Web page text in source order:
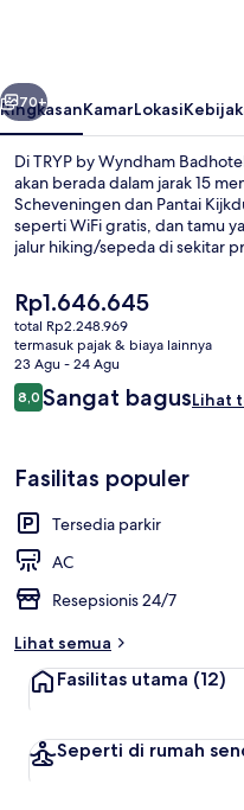
Hague
Scheveningen
Berikutnya
70+
RingkasanKamarLokasi
Di TRYP by Wyndham
akan berada dalam jarak 15
Scheveningen dan Pantai
seperti WiFi gratis, dan tamu
jalur hiking/sepeda di sekitar
Harga
saat
ini
Rp1.646.645
Rp1.646.645
total Rp2.248.969
termasuk pajak & biaya lainnya
23 Agu - 24 Agu
Ulasan
8,08,0 dari 10
Sangat bagusLihat
Fasilitas populer
Tersedia parkir
AC
Resepsionis 24/7
Lihat semua
Fasilitas utama (12)
Seperti di rumah